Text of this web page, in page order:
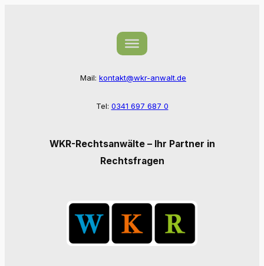
Mail: kontakt@wkr-anwalt.de
Tel: 0341 697 687 0
WKR-Rechtsanwälte – Ihr Partner in
Rechtsfragen